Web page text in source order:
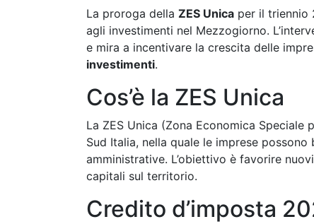
La proroga della ZES Unica per il triennio
agli investimenti nel Mezzogiorno.
e mira a incentivare la crescita delle
investimenti.
Cos’è la ZES Unica
La ZES Unica (Zona Economica
Sud Italia, nella quale le imprese
amministrative. L’obiettivo è favorire
capitali sul territorio.
Credito d’imposta